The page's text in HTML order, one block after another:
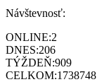
Návštevnosť:
ONLINE:2
DNES:206
TÝŽDEŇ:909
CELKOM:1738748